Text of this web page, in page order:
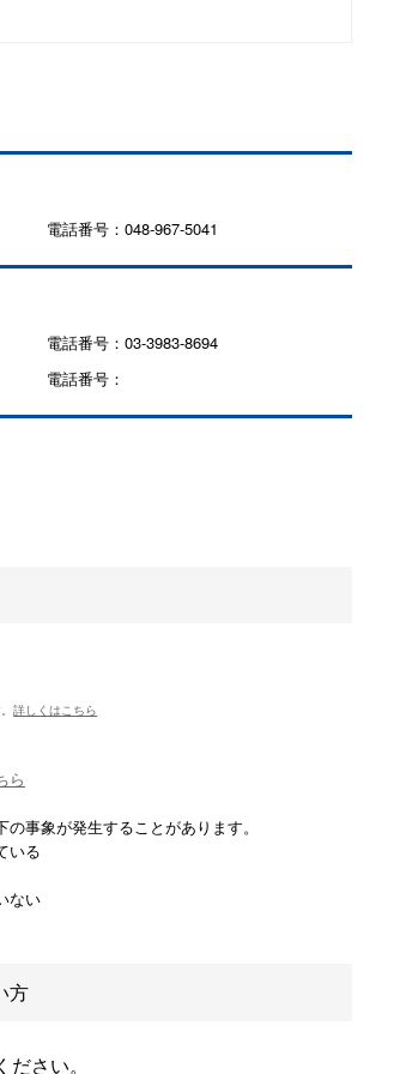
電話番号：048-967-5041
電話番号：03-3983-8694
電話番号：
詳しくはこちら
ら
事象が発生することがあります。
いる
ない
方
さい。